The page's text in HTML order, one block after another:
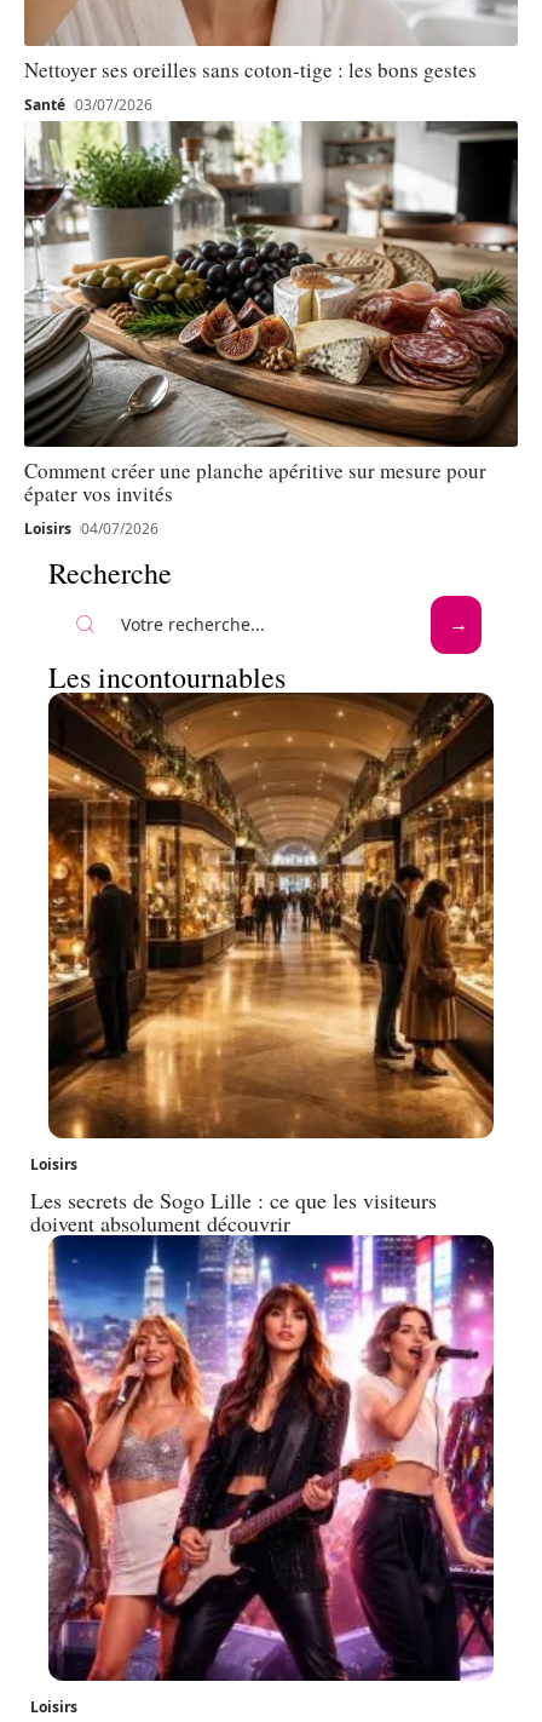
Nettoyer ses oreilles sans coton-tige : les bons gestes
Santé 03/07/2026
Comment créer une planche apéritive sur mesure pour
épater vos invités
Loisirs 04/07/2026
Recherche
Les incontournables
Loisirs
Les secrets de Sogo Lille : ce que les visiteurs
doivent absolument découvrir
Loisirs